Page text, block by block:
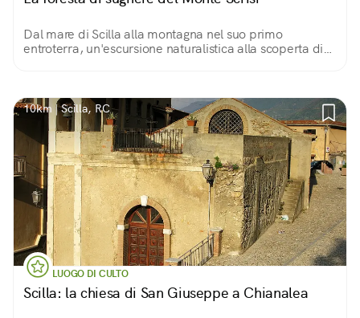
Dal mare di Scilla alla montagna nel suo primo
entroterra, un'escursione naturalistica alla scoperta di
10km | Scilla, RC
LUOGO DI CULTO
Scilla: la chiesa di San Giuseppe a Chianalea